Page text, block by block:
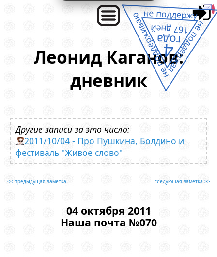
Леонид Каганов:
дневник
Другие записи за это число:
2011/10/04 - Про Пушкина, Болдино и
фестиваль "Живое слово"
<< предыдущая заметка следующая заметка >>
04 октября 2011
Наша почта №070
не поддержал
не поддерживаю
не поддержу
4
года
167 дней